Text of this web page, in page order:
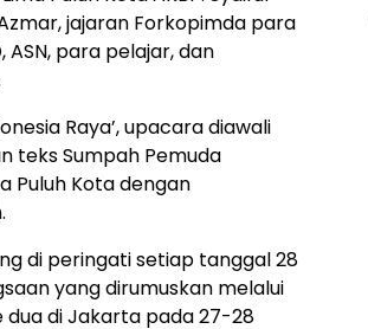
jajaran Forkopimda para
ASN, para pelajar, dan
Raya’, upacara diawali
teks Sumpah Pemuda
Puluh Kota dengan
di peringati setiap tanggal 28
yang dirumuskan melalui
dua di Jakarta pada 27-28